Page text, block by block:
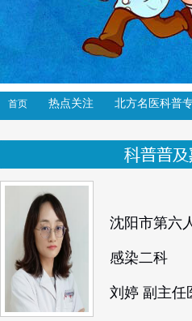
首页 热点关注 北方名医科普
沈阳市第六
感染二科
刘婷 副主任